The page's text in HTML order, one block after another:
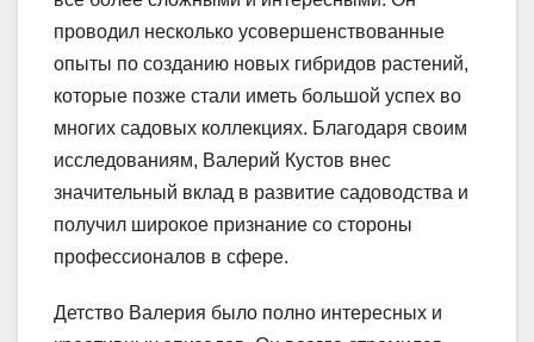
проводил несколько усовершенствованные
опыты по созданию новых гибридов растений,
которые позже стали иметь большой успех во
многих садовых коллекциях. Благодаря своим
исследованиям, Валерий Кустов внес
значительный вклад в развитие садоводства и
получил широкое признание со стороны
профессионалов в сфере.
Детство Валерия было полно интересных и